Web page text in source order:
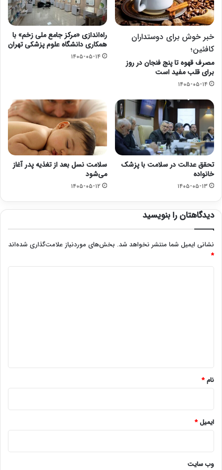
خبر خوش برای دوستداران
کافئین؛
مصرف قهوه تا پنج فنجان در روز
برای قلب مفید است
۱۴۰۵-۰۵-۱۴
راه‌اندازی «مرکز جامع ملی زخم» با
همکاری دانشگاه علوم پزشکی تهران
۱۴۰۵-۰۵-۱۴
تحقق عدالت در سلامت با پزشک
خانواده
۱۴۰۵-۰۵-۱۳
سلامت نسل بعد از تغذیه پدر آغاز
می‌شود
۱۴۰۵-۰۵-۱۲
دیدگاهتان را بنویسید
نشانی ایمیل شما منتشر نخواهد شد. بخش‌های موردنیاز علامت‌گذاری شده‌اند
*
نام*
ایمیل*
وب‌ سایت